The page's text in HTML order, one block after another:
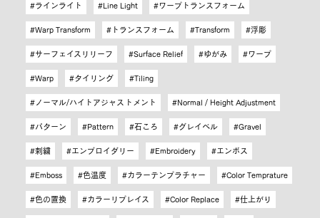
ラインライト Line Light ワープトランスフォーム
Warp Transform トランスフォーム Transform 浮彫
サーフェイスリリーフ Surface Relief ゆがみ ワープ
Warp タイリング Tiling
ノーマル/ハイトアジャストメント Normal / Height Adjustment
パターン Pattern 石ころ グレイベル Gravel
刺繍 エンブロイダリー Embroidery エンボス
Emboss 色温度 カラーテンプラチャー Color Temprature
色の置換 カラーリプレイス Color Replace 仕上がり